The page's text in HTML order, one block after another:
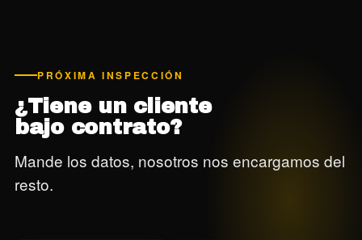
PRÓXIMA INSPECCIÓN
¿Tiene un cliente
bajo contrato?
Mande los datos, nosotros nos encargamos del
resto.